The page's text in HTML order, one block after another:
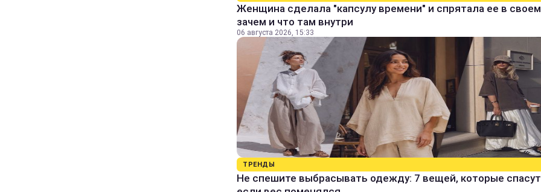
Женщина сделала "капсулу времени" и спрятала ее в
зачем и что там внутри
06 августа 2026, 15:33
ТРЕНДЫ
Не спешите выбрасывать одежду: 7 вещей, которые спасут